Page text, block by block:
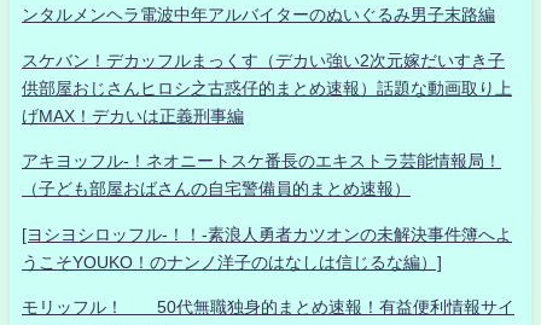
ンタルメンヘラ電波中年アルバイターのぬいぐるみ男子末路編
スケバン！デカッフルまっくす（デカい強い2次元嫁だいすき子
供部屋おじさんヒロシ之古惑仔的まとめ速報）話題な動画取り上
げMAX！デカいは正義刑事編
アキヨッフル-！ネオニートスケ番長のエキストラ芸能情報局！
（子ども部屋おばさんの自宅警備員的まとめ速報）
[ヨシヨシロッフル-！！-素浪人勇者カツオンの未解決事件簿へよ
うこそYOUKO！のナンノ洋子のはなしは信じるな編）]
モリッフル！ 50代無職独身的まとめ速報！有益便利情報サイ